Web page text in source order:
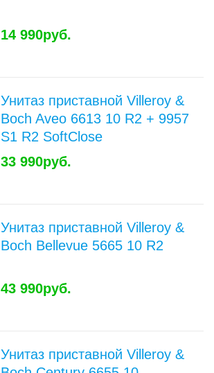
14 990руб.
Унитаз приставной Villeroy &
Boch Aveo 6613 10 R2 + 9957
S1 R2 SoftClose
33 990руб.
Унитаз приставной Villeroy &
Boch Bellevue 5665 10 R2
43 990руб.
Унитаз приставной Villeroy &